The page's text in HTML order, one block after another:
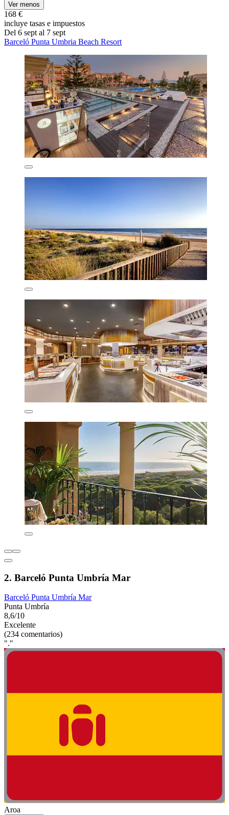
Ver menos
168 €
incluye tasas e impuestos
Del 6 sept al 7 sept
Barceló Punta Umbria Beach Resort
2. Barceló Punta Umbría Mar
Barceló Punta Umbría Mar
Punta Umbría
8,6/10
Excelente
(234 comentarios)
"."
Aroa